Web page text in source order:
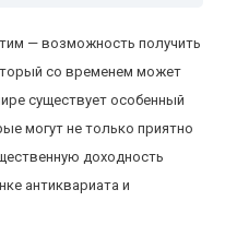
— возможность получить
со временем может
существует особенный
могут не только приятно
доходность
антиквариата и